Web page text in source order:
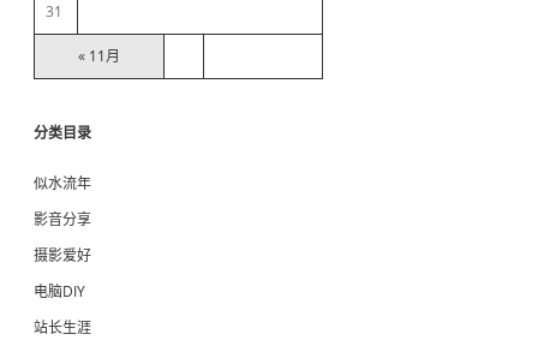
« 11月
31
分类目录
似水流年
影音分享
摄影爱好
电脑DIY
站长生涯